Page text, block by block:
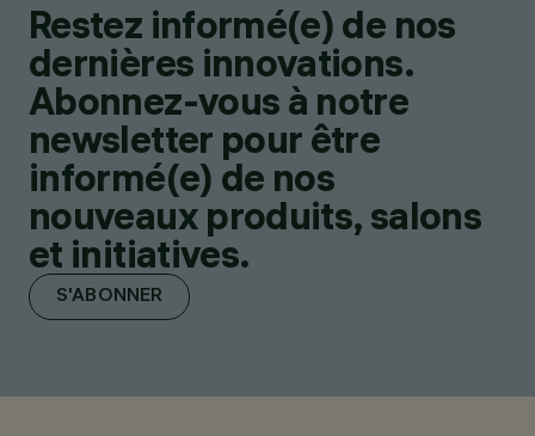
Restez informé(e) de nos
dernières innovations.
Abonnez-vous à notre
newsletter pour être
informé(e) de nos
nouveaux produits, salons
et initiatives.
S'ABONNER